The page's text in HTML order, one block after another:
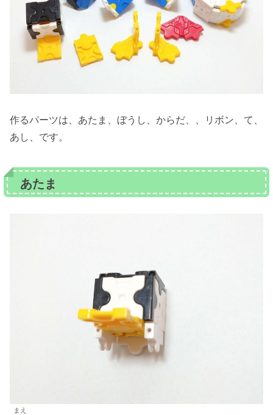
作るパーツは、あたま、ぼうし、からだ、、リボン、て、
あし、です。
あたま
まえ